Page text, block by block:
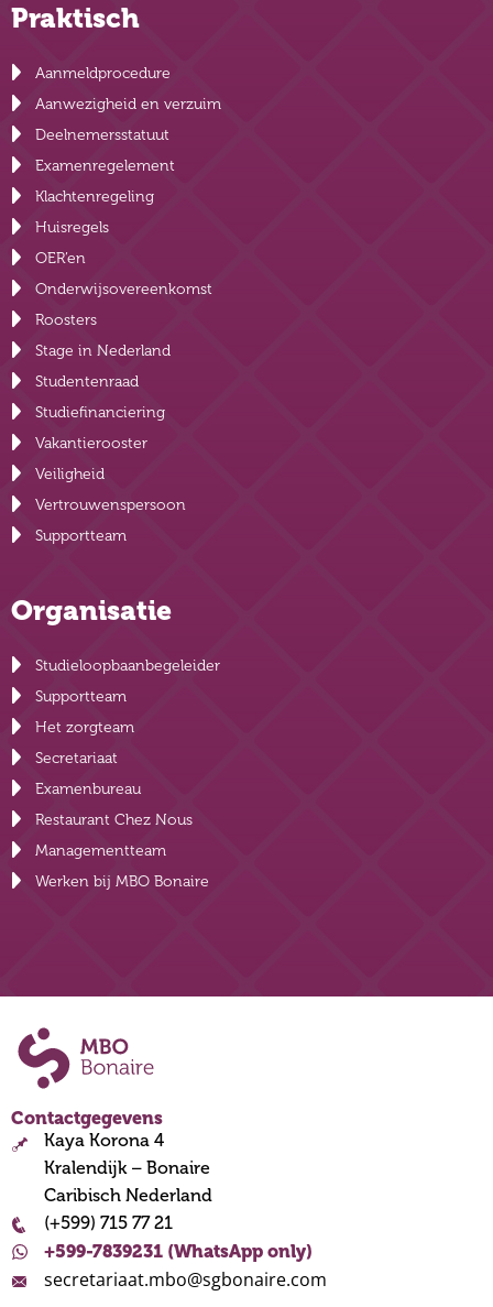
Praktisch
Aanmeldprocedure
Aanwezigheid en verzuim
Deelnemersstatuut
Examenregelement
Klachtenregeling
Huisregels
OER’en
Onderwijsovereenkomst
Roosters
Stage in Nederland
Studentenraad
Studiefinanciering
Vakantierooster
Veiligheid
Vertrouwenspersoon
Supportteam
Organisatie
Studieloopbaanbegeleider
Supportteam
Het zorgteam
Secretariaat
Examenbureau
Restaurant Chez Nous
Managementteam
Werken bij MBO Bonaire
Contactgegevens
Kaya Korona 4
Kralendijk – Bonaire
Caribisch Nederland
(+599) 715 77 21
+599-7839231 (WhatsApp only)
secretariaat.mbo@sgbonaire.com